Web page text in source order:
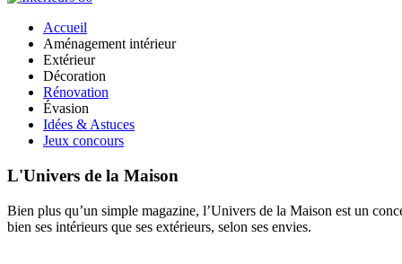
Accueil
Aménagement intérieur
Extérieur
Décoration
Rénovation
Évasion
Idées & Astuces
Jeux concours
L'Univers de la Maison
Bien plus qu’un simple magazine, l’Univers de la Maison est un
bien ses intérieurs que ses extérieurs, selon ses envies.